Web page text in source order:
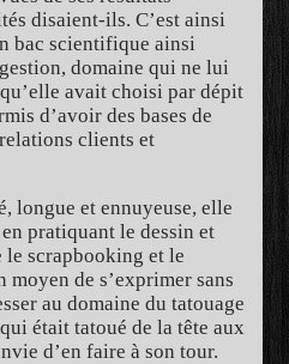
disaient-ils. C’est ainsi
bac scientifique ainsi
domaine qui ne lui
avait choisi par dépit
d’avoir des bases de
clients et
longue et ennuyeuse, elle
pratiquant le dessin et
le scrapbooking et le
de s’exprimer sans
au domaine du tatouage
était tatoué de la tête aux
d’en faire à son tour.